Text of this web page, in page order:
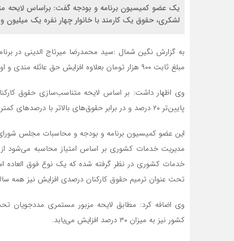
یک عضو کمیسیون برنامه و بودجه گفت: براساس لایحه
لشکری، حقوق یک کارمند با خانوار چهار نفره یک میلیون و ۴۰۰ هزار تومان افزایش پیدا خواهد کرد.
به گزارش نگین شمال :سید محمدرضا میرتاج الدینی در
مبلغ ثابت ۹۰۰ هزار تومان بعلاوه افزایش حق عائله مندی و اولاد در نظر گرفته شده است.
وی اظهار داشت: بر اساس لایحه متناسب‌سازی حقوق
پایین‌تر ۲۰ درصد و در برابر حقوق‌های بالاتر با درصدهای کمتر افزایش پیدا می‌کند.
این عضو کمیسیون برنامه و بودجه و محاسبات مجلس
مدیریت خدمات کشوری بر اساس امتیاز محاسبه می‌شود از
خدمات کشوری در نظر گرفته شده که یک نوع فوق
تحت عنوان ترمیم حقوق کارکنان درصدی افزایش نیز همه
وی اضافه کرد: مطابق لایحه مزبور مستمری مددجویان
کشور نیز به میزان ۳۰ درصد افزایش می‌یابد.